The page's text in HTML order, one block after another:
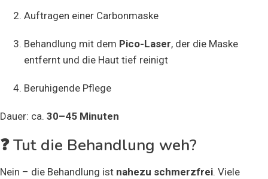
Auftragen einer Carbonmaske
Behandlung mit dem Pico-Laser, der die Maske
entfernt und die Haut tief reinigt
Beruhigende Pflege
Dauer: ca. 30–45 Minuten
❓ Tut die Behandlung weh?
Nein – die Behandlung ist nahezu schmerzfrei. Viele